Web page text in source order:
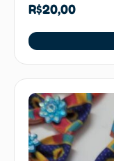
R$20,00